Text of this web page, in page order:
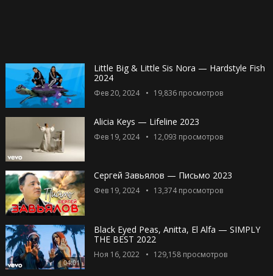
Little Big & Little Sis Nora — Hardstyle Fish
2024
Фев 20, 2024 19,836просмотров
Alicia Keys — Lifeline 2023
Фев 19, 2024 12,093 просмотров
Сергей Завьялов — Письмо 2023
Фев 19, 2024 13,374просмотров
04:01
Black Eyed Peas, Anitta, El Alfa — SIMPLY
THE BEST 2022
Ноя 16, 2022 129,158просмотров